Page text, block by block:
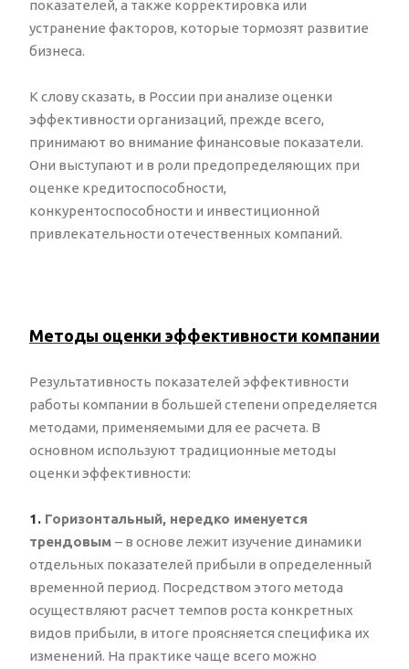
показателей, а также корректировка или
устранение факторов, которые тормозят развитие
бизнеса.
К слову сказать, в России при анализе оценки
эффективности организаций, прежде всего,
принимают во внимание финансовые показатели.
Они выступают и в роли предопределяющих при
оценке кредитоспособности,
конкурентоспособности и инвестиционной
привлекательности отечественных компаний.
Методы оценки эффективности компании
Результативность показателей эффективности
работы компании в большей степени определяется
методами, применяемыми для ее расчета. В
основном используют традиционные методы
оценки эффективности:
1. Горизонтальный, нередко именуется
трендовым – в основе лежит изучение динамики
отдельных показателей прибыли в определенный
временной период. Посредством этого метода
осуществляют расчет темпов роста конкретных
видов прибыли, в итоге проясняется специфика их
изменений. На практике чаще всего можно